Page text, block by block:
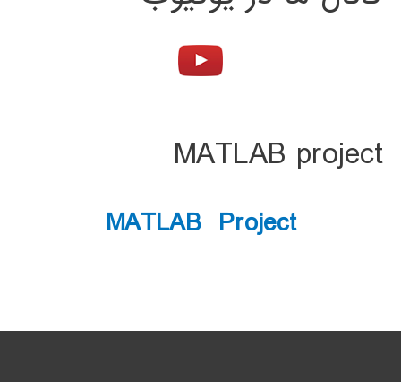
MATLAB project
MATLAB Project